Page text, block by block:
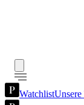
Watchlist